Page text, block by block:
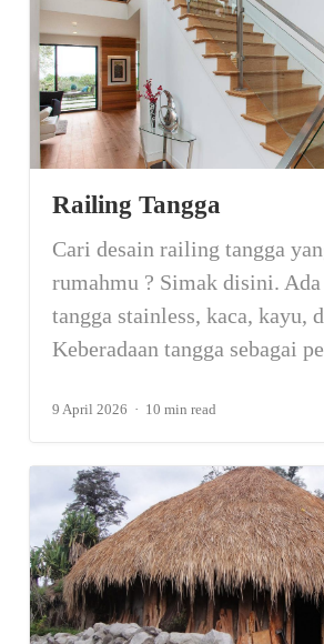
Railing Tangga
Cari desain railing tangga
rumahmu ? Simak disini.
tangga stainless, kaca, kayu,
Keberadaan tangga sebagai
9 April 2026 10 min read